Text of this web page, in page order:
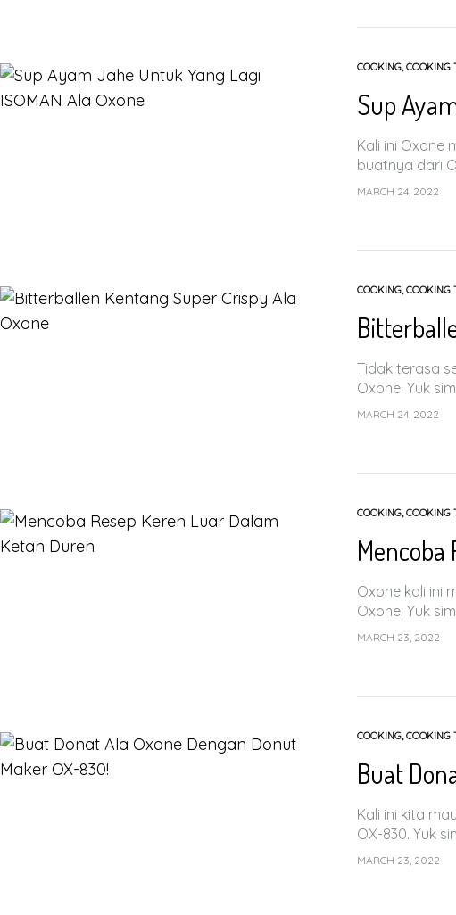
COOKING,COOKING
Sup
Kali ini Oxone
buatnya dari
MARCH 24, 2022
COOKING,COOKING
Tidak terasa
Oxone. Yuk
MARCH 24, 2022
COOKING,COOKING
Mencoba
Oxone kali ini
Oxone. Yuk
MARCH 23, 2022
COOKING,COOKING
Buat
Kali ini kita
OX-830. Yuk
MARCH 23, 2022